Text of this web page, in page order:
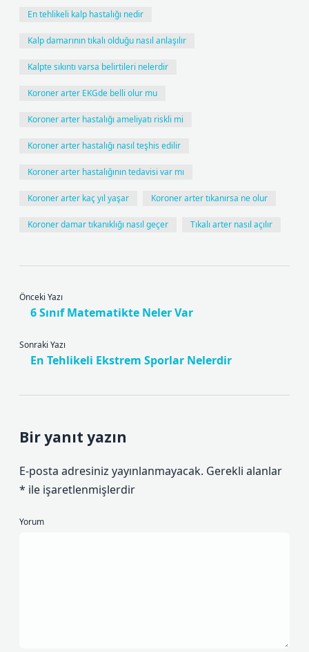
En tehlikeli kalp hastalığı nedir
Kalp damarının tıkalı olduğu nasıl anlaşılır
Kalpte sıkıntı varsa belirtileri nelerdir
Koroner arter EKGde belli olur mu
Koroner arter hastalığı ameliyatı riskli mi
Koroner arter hastalığı nasıl teşhis edilir
Koroner arter hastalığının tedavisi var mı
Koroner arter kaç yıl yaşar Koroner arter tıkanırsa ne olur
Koroner damar tıkanıklığı nasıl geçer Tıkalı arter nasıl açılır
Önceki Yazı
6 Sınıf Matematikte Neler Var
Sonraki Yazı
En Tehlikeli Ekstrem Sporlar Nelerdir
Bir yanıt yazın
E-posta adresiniz yayınlanmayacak. Gerekli alanlar
* ile işaretlenmişlerdir
Yorum